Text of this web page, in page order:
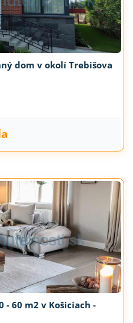
dom v okolí Trebišova
- 60 m2 v Košiciach -